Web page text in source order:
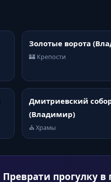
Золотые ворота
🏰 Крепости
Дмитриевский
(Владимир)
⛪ Храмы
Преврати прогулку